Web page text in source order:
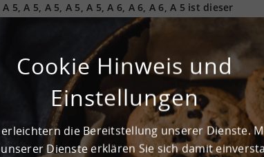
A 5, A 5, A 5, A 5, A 6, A 6, A 6, A 5 ist dieser
Ihrer logistischen Prozesse bestens
Seit Jahren gehört dieser Standort in 76698
badischen Top-Logistikregion Rhein-Neckar.
Produktion, Forschung und Service - ideal für
und Effizienz:
Cookie Hinweis und
Einstellungen
erleichtern die Bereitstellung unserer Dienste.
Dienste erklären Sie sich damit